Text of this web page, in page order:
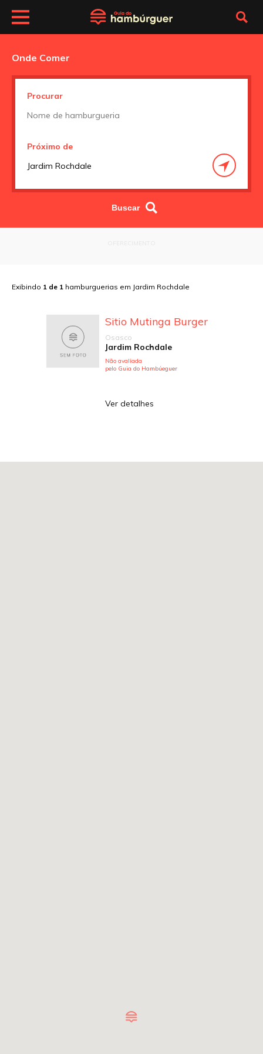
Onde Comer
Procurar
Próximo de
Exibindo 1 de 1 hamburguerias em Jardim Rochdale
Sitio Mutinga Burger
Osasco
Jardim Rochdale
Não avaliada
pelo Guia do Hambúeguer
Ver detalhes